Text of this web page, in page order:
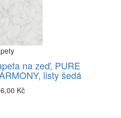
na zeď, PURE
listy šedá
Kč